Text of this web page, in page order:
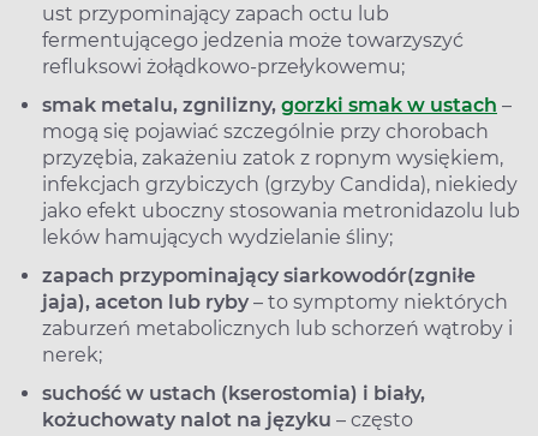
ust przypominający zapach octu lub
fermentującego jedzenia może towarzyszyć
refluksowi żołądkowo-przełykowemu;
smak metalu, zgnilizny, gorzki smak w ustach –
mogą się pojawiać szczególnie przy chorobach
przyzębia, zakażeniu zatok z ropnym wysiękiem,
infekcjach grzybiczych (grzyby Candida), niekiedy
jako efekt uboczny stosowania metronidazolu lub
leków hamujących wydzielanie śliny;
zapach przypominający siarkowodór(zgniłe
jaja), aceton lub ryby – to symptomy niektórych
zaburzeń metabolicznych lub schorzeń wątroby i
nerek;
suchość w ustach (kserostomia) i biały,
kożuchowaty nalot na języku – często